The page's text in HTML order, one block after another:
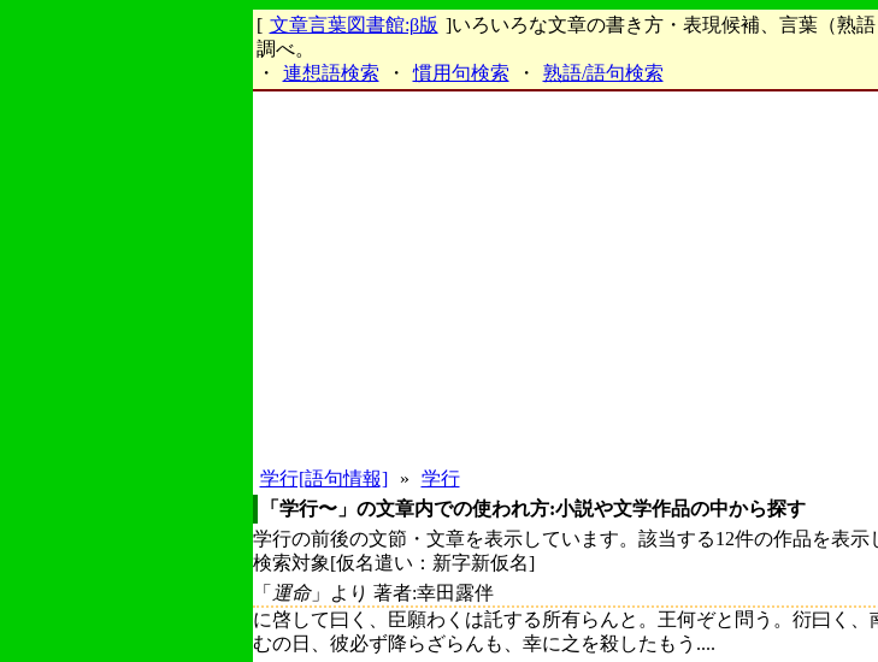
[ 文章言葉図書館:β版 ]いろいろな文章の書き方・表現候補、言葉（熟
調べ。
・
連想語検索 ・ 慣用句検索 ・ 熟語/語句検索
学行[語句情報] »
学行
「学行〜」の文章内での使われ方:小説や文学作品の中から探す
学行の前後の文節・文章を表示しています。該当する12件の作品を表示
検索対象[仮名遣い：新字新仮名]
「 運命」より 著者:幸田露伴
に啓して曰く、臣願わくは託する所有らんと。王何ぞと問う。衍曰く、
むの日、彼必ず降らざらんも、幸に之を殺したもう....